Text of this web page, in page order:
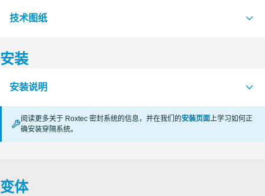
技术图纸
S1007680 GASKET WITH HOLES SLFR/RS 23-644
S1002972 RS ES SEALS RS 75-150 ES
安装
安装说明
RS ES Ex (en)
阅读更多关于 Roxtec 密封系统的信息，并在我们的安装页面上学习如何正
确安装穿隔系统。
变体